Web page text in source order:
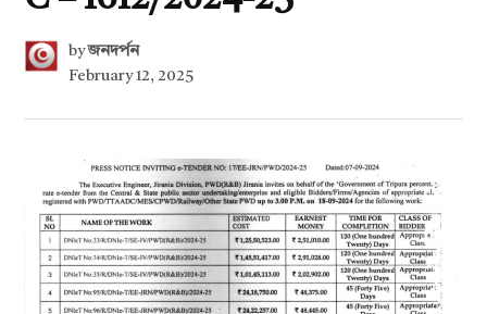
by জনদর্পন
February 12, 2025